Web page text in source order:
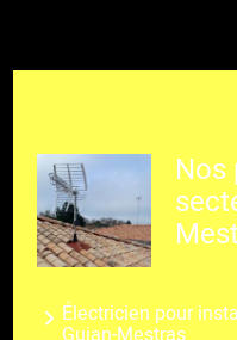
Nos
Électricien pour